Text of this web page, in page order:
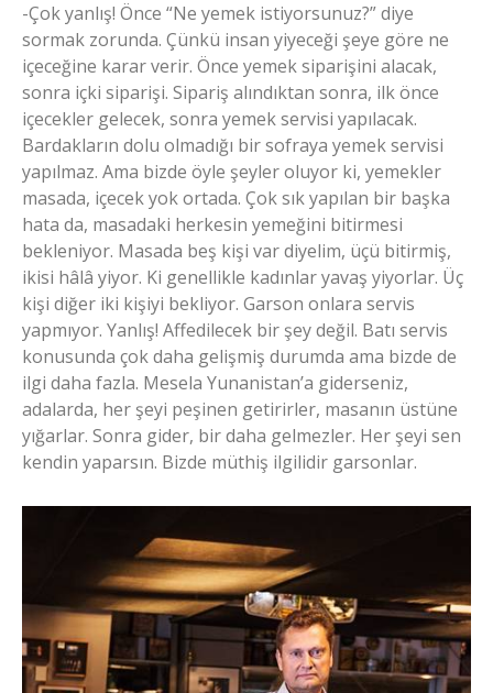
-Çok yanlış! Önce “Ne yemek istiyorsunuz?” diye
sormak zorunda. Çünkü insan yiyeceği şeye göre ne
içeceğine karar verir. Önce yemek siparişini alacak,
sonra içki siparişi. Sipariş alındıktan sonra, ilk önce
içecekler gelecek, sonra yemek servisi yapılacak.
Bardakların dolu olmadığı bir sofraya yemek servisi
yapılmaz. Ama bizde öyle şeyler oluyor ki, yemekler
masada, içecek yok ortada. Çok sık yapılan bir başka
hata da, masadaki herkesin yemeğini bitirmesi
bekleniyor. Masada beş kişi var diyelim, üçü bitirmiş,
ikisi hâlâ yiyor. Ki genellikle kadınlar yavaş yiyorlar. Üç
kişi diğer iki kişiyi bekliyor. Garson onlara servis
yapmıyor. Yanlış! Affedilecek bir şey değil. Batı servis
konusunda çok daha gelişmiş durumda ama bizde de
ilgi daha fazla. Mesela Yunanistan’a giderseniz,
adalarda, her şeyi peşinen getirirler, masanın üstüne
yığarlar. Sonra gider, bir daha gelmezler. Her şeyi sen
kendin yaparsın. Bizde müthiş ilgilidir garsonlar.